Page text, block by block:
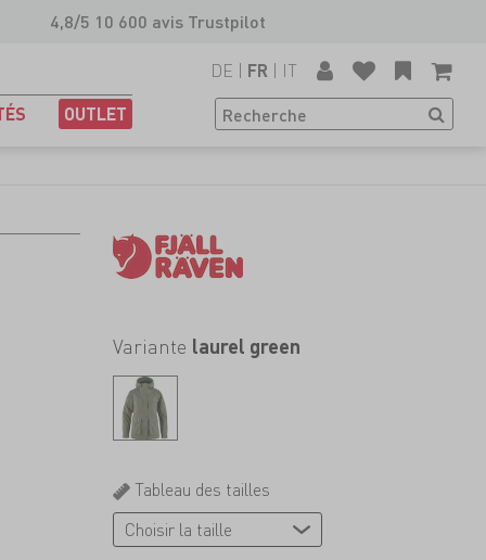
4,8/5 10 600 avis Trustpilot
OUTLET
DE | FR | IT
Variante laurel green
Tableau des tailles